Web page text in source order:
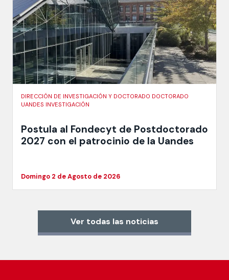
DIRECCIÓN DE INVESTIGACIÓN Y DOCTORADO DOCTORADO
UANDES INVESTIGACIÓN
Postula al Fondecyt de Postdoctorado
2027 con el patrocinio de la Uandes
Domingo 2 de Agosto de 2026
Ver todas las noticias